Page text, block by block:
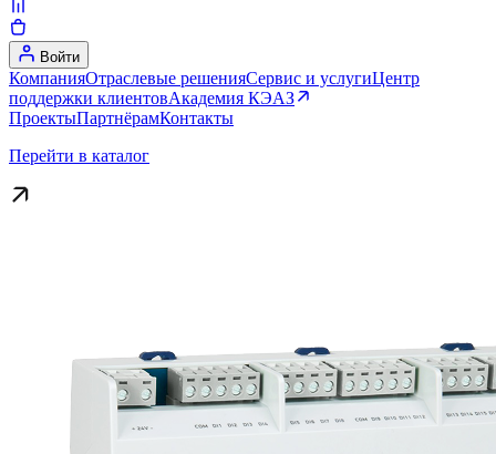
Войти
КомпанияОтраслевые решенияСервис и услугиЦентр
поддержки клиентовАкадемия КЭАЗ
ПроектыПартнёрамКонтакты
Перейти в каталог